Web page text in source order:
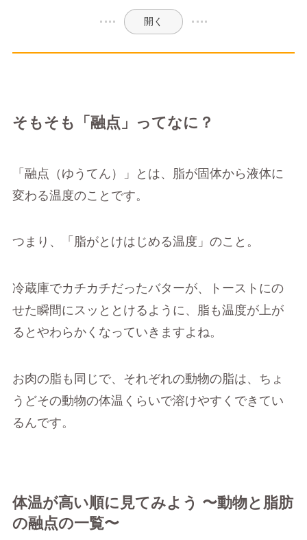
開く
そもそも「融点」ってなに？
「融点（ゆうてん）」とは、脂が固体から液体に
変わる温度のことです。
つまり、「脂がとけはじめる温度」のこと。
冷蔵庫でカチカチだったバターが、トーストにの
せた瞬間にスッととけるように、脂も温度が上が
るとやわらかくなっていきますよね。
お肉の脂も同じで、それぞれの動物の脂は、ちょ
うどその動物の体温くらいで溶けやすくできてい
るんです。
体温が高い順に見てみよう 〜動物と脂肪
の融点の一覧〜